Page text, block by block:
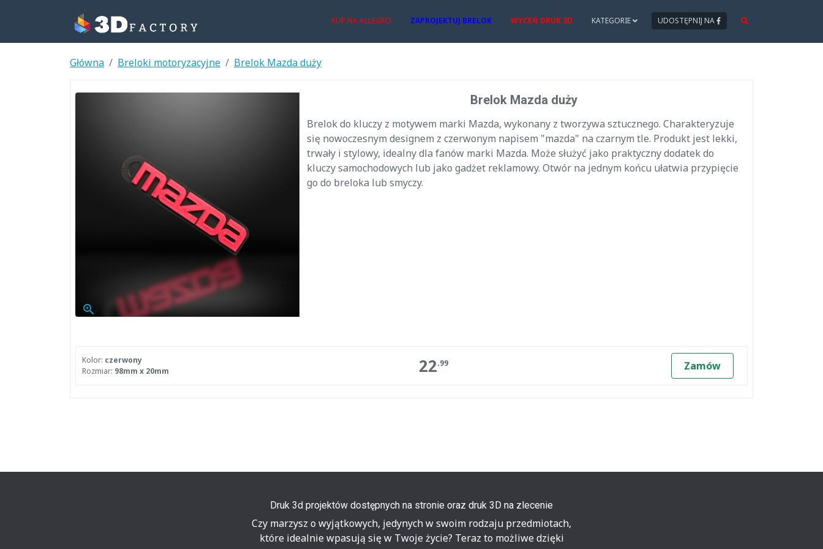
KUP NA ALLEGRO ZAPROJEKTUJ BRELOK WYCEŃ DRUK 3D KATEGORIE UDOSTĘPNIJ NA
Główna Breloki motoryzacyjne Brelok Mazda duży
zoom_in
Brelok Mazda duży
Brelok do kluczy z motywem marki Mazda, wykonany z tworzywa sztucznego. Charakteryzuje
się nowoczesnym designem z czerwonym napisem "mazda" na czarnym tle. Produkt jest lekki,
trwały i stylowy, idealny dla fanów marki Mazda. Może służyć jako praktyczny dodatek do
kluczy samochodowych lub jako gadżet reklamowy. Otwór na jednym końcu ułatwia przypięcie
go do breloka lub smyczy.
Kolor: czerwony
Rozmiar: 98mm x 20mm 22.99 Zamów
Druk 3d projektów dostępnych na stronie oraz druk 3D na zlecenie
Czy marzysz o wyjątkowych, jedynych w swoim rodzaju przedmiotach,
które idealnie wpasują się w Twoje życie? Teraz to możliwe dzięki